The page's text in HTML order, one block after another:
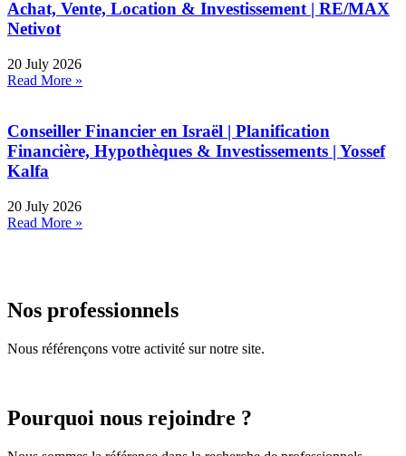
Achat, Vente, Location & Investissement | RE/MAX
Netivot
20 July 2026
Read More »
Conseiller Financier en Israël | Planification
Financière, Hypothèques & Investissements | Yossef
Kalfa
20 July 2026
Read More »
Nos professionnels
Nous référençons votre activité sur notre site.
Pourquoi nous rejoindre ?